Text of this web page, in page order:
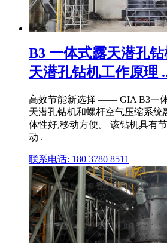
B3 一体式露天潜孔
天潜孔钻机工作原理
高效节能新选择 —— GIA B3一
天潜孔钻机和螺杆空气压缩系统
体性好,移动方便。 该钻机具有
动 .
联系电话: 180 3780 8511